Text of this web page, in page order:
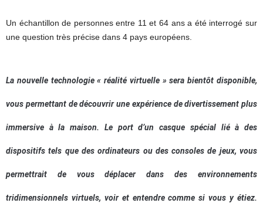
Un échantillon de personnes entre 11 et 64 ans a été interrogé sur
une question très précise dans 4 pays européens.
La nouvelle technologie « réalité virtuelle » sera bientôt disponible,
vous permettant de découvrir une expérience de divertissement plus
immersive à la maison. Le port d’un casque spécial lié à des
dispositifs tels que des ordinateurs ou des consoles de jeux, vous
permettrait de vous déplacer dans des environnements
tridimensionnels virtuels, voir et entendre comme si vous y étiez.